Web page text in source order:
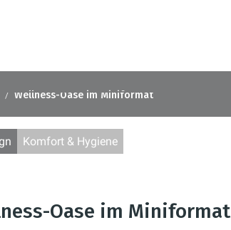
Wellness-Oase im Miniformat
Komfort & Hygiene
Oase im Miniformat